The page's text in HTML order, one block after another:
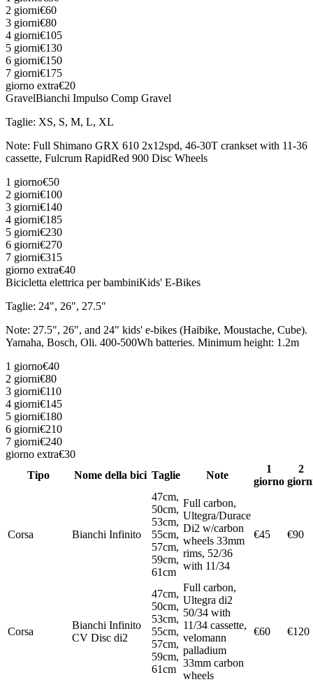
2 giorni€60
3 giorni€80
4 giorni€105
5 giorni€130
6 giorni€150
7 giorni€175
giorno extra€20
GravelBianchi Impulso Comp Gravel
Taglie: XS, S, M, L, XL
Note: Full Shimano GRX 610 2x12spd, 46-30T crankset with 11-36
cassette, Fulcrum RapidRed 900 Disc Wheels
1 giorno€50
2 giorni€100
3 giorni€140
4 giorni€185
5 giorni€230
6 giorni€270
7 giorni€315
giorno extra€40
Bicicletta elettrica per bambiniKids' E-Bikes
Taglie: 24", 26", 27.5"
Note: 27.5", 26", and 24" kids' e-bikes (Haibike, Moustache, Cube).
Yamaha, Bosch, Oli. 400-500Wh batteries. Minimum height: 1.2m
1 giorno€40
2 giorni€80
3 giorni€110
4 giorni€145
5 giorni€180
6 giorni€210
7 giorni€240
giorno extra€30
Tipo
Nome della bici Taglie Note
1
giorno
2
Corsa Bianchi Infinito
47cm,
50cm,
53cm,
55cm,
57cm,
59cm,
61cm
Full carbon,
Ultegra/Durace
Di2 w/carbon
wheels 33mm
rims, 52/36
with 11/34
€45 €90
Corsa
Bianchi Infinito
CV Disc di2
47cm,
50cm,
53cm,
55cm,
57cm,
59cm,
61cm
Full carbon,
Ultegra di2
50/34 with
11/34 cassette,
velomann
palladium
33mm carbon
wheels
€60 €120